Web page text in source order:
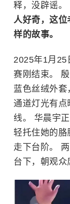
释，没辟谣。
人好奇，这位
样的故事。
2025年1月25
赛刚结束。
蓝色丝绒外套
通道灯光有点
线。 华晨宇
轻托住她的胳
走下台阶。
台下，朝观众